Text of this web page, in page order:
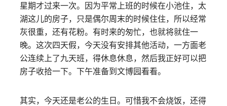
星期才过来一次。因为平常上班的时候在小池住，太
湖这儿的房子，只是偶尔周末的时候住住，所以经常
灰很重，还有花粉。有时来的匆忙，也就将就住一
晚。这次四天假，今天没有安排其他活动，一方面老
公连续上了九天班，得休息休息，然后我正好可以把
房子收拾一下。下午准备到文博园看看。
其实，今天还是老公的生日。可惜我不会烧饭，还得